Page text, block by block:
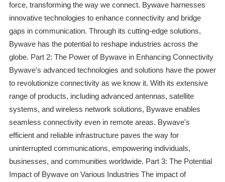
force, transforming the way we connect. Bywave harnesses
innovative technologies to enhance connectivity and bridge
gaps in communication. Through its cutting-edge solutions,
Bywave has the potential to reshape industries across the
globe. Part 2: The Power of Bywave in Enhancing Connectivity
Bywave's advanced technologies and solutions have the power
to revolutionize connectivity as we know it. With its extensive
range of products, including advanced antennas, satellite
systems, and wireless network solutions, Bywave enables
seamless connectivity even in remote areas. Bywave's
efficient and reliable infrastructure paves the way for
uninterrupted communications, empowering individuals,
businesses, and communities worldwide. Part 3: The Potential
Impact of Bywave on Various Industries The impact of